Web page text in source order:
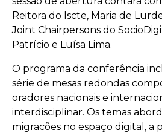
Reitora do Iscte, Maria de
Joint Chairpersons do
Patrício e Luísa Lima.
O programa da conferência
série de mesas redondas
oradores nacionais e
interdisciplinar. Os temas
migracões no espaço digital, a